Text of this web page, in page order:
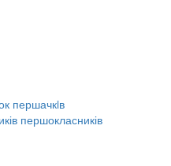
першачкiв
першокласників